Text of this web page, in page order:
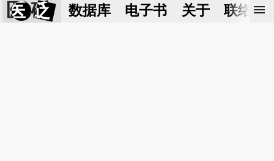
医 砭 数据库 电子书 关于 联络我
menu